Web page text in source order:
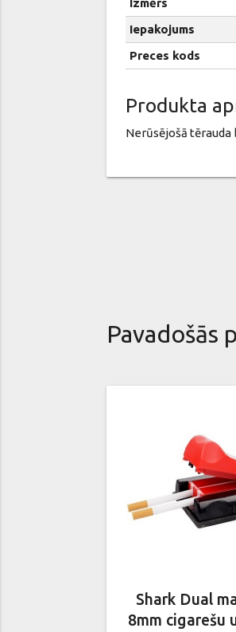
Izmērs
Iepakojums
Preces kods
Produkta
Nerūsējošā
Pavadošās
Shark Dual
8mm cigarešu